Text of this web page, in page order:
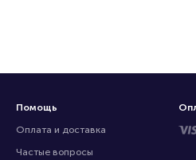
Помощь
Оплата и доставка
Частые вопросы